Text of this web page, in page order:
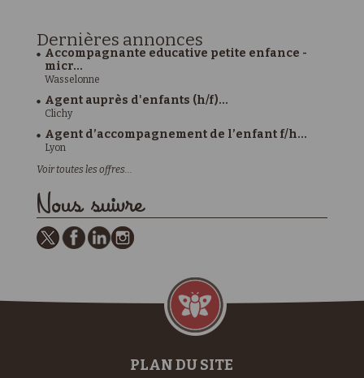
Dernières annonces
Accompagnante educative petite enfance -
micr...
Wasselonne
Agent auprès d'enfants (h/f)...
Clichy
Agent d’accompagnement de l’enfant f/h...
Lyon
Voir toutes les offres...
Nous suivre
PLAN DU SITE